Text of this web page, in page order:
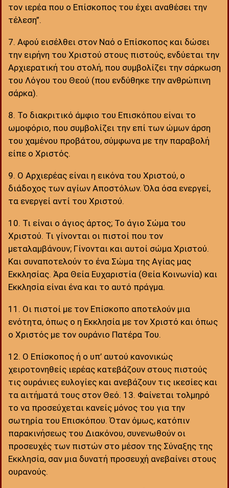
τον ιερέα που ο Επίσκοπος του έχει αναθέσει την
τέλεση”.
7. Αφού εισέλθει στον Ναό ο Επίσκοπος και δώσει
την ειρήνη του Χριστού στους πιστούς, ενδύεται την
Αρχιερατική του στολή, που συμβολίζει την σάρκωση
του Λόγου του Θεού (που ενδύθηκε την ανθρώπινη
σάρκα).
8. Το διακριτικό άμφιο του Επισκόπου είναι το
ωμοφόριο, που συμβολίζει την επί των ώμων άρση
του χαμένου προβάτου, σύμφωνα με την παραβολή
είπε ο Χριστός.
9. Ο Αρχιερέας είναι η εικόνα του Χριστού, ο
διάδοχος των αγίων Αποστόλων. Όλα όσα ενεργεί,
τα ενεργεί αντί του Χριστού.
10. Τι είναι ο άγιος άρτος; Το άγιο Σώμα του
Χριστού. Τι γίνονται οι πιστοί που τον
μεταλαμβάνουν; Γίνονται και αυτοί σώμα Χριστού.
Και συναποτελούν το ένα Σώμα της Αγίας μας
Εκκλησίας. Άρα Θεία Ευχαριστία (Θεία Κοινωνία) και
Εκκλησία είναι ένα και το αυτό πράγμα.
11. Οι πιστοί με τον Επίσκοπο αποτελούν μια
ενότητα, όπως ο η Εκκλησία με τον Χριστό και όπως
ο Χριστός με τον ουράνιο Πατέρα Του.
12. Ο Επίσκοπος ή ο υπ’ αυτού κανονικώς
χειροτονηθείς ιερέας κατεβάζουν στους πιστούς
τις ουράνιες ευλογίες και ανεβάζουν τις ικεσίες και
τα αιτήματά τους στον Θεό. 13. Φαίνεται τολμηρό
το να προσεύχεται κανείς μόνος του για την
σωτηρία του Επισκόπου. Όταν όμως, κατόπιν
παρακινήσεως του Διακόνου, συνενωθούν οι
προσευχές των πιστών στο μέσον της Σύναξης της
Εκκλησία, σαν μια δυνατή προσευχή ανεβαίνει στους
ουρανούς.